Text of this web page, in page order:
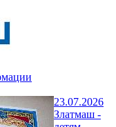
23.07.2026
Златмаш -